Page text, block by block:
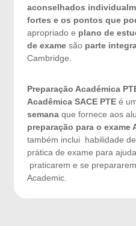
aconselhados
fortes e os pontos que
apropriado e plano de
de exame são parte
Cambridge.
Preparação Académica
Acadêmica SACE PTE é
semana que fornece aos
preparação para o exame
também inclui habilidade
prática de exame para
praticarem e se
Academic.